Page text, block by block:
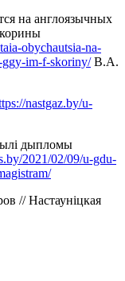
на англоязычных
obychautsia-na-
ggy-im-f-skoriny/В.А.
nastgaz.by/u-
дыпломы
2021/02/09/u-gdu-
// Настаунiцкая